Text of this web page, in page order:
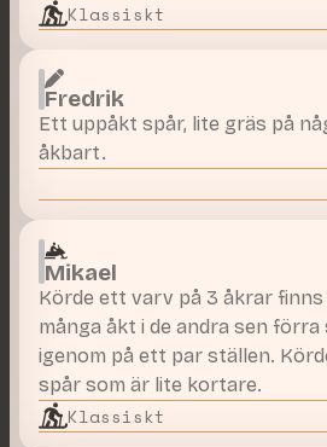
Klassiskt
Fredrik
Ett uppåkt spår, lite gräs på
åkbart.
Mikael
Körde ett varv på 3 åkrar
många åkt i de andra sen förra
igenom på ett par ställen.
spår som är lite kortare.
Klassiskt